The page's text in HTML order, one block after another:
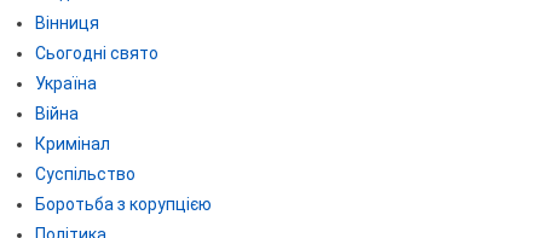
Вінниця
Сьогодні свято
Україна
Війна
Кримінал
Суспільство
Боротьба з корупцією